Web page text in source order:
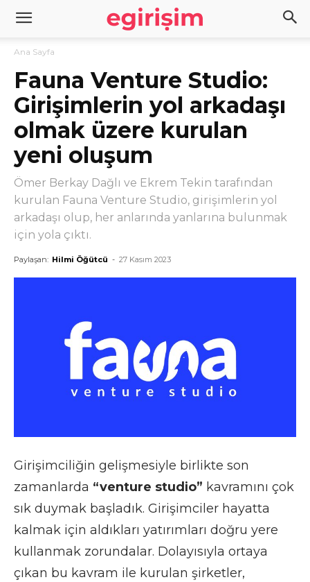
Ana Sayfa
Fauna Venture Studio:
Girişimlerin yol arkadaşı
olmak üzere kurulan
yeni oluşum
Ömer Berkay Dağlı ve Ekrem Tekin tarafından
kurulan Fauna Venture Studio, girişimlerin yol
arkadaşı olup, her anlarında yanlarına bulunmak
için yola çıktı.
Paylaşan: Hilmi Öğütcü - 27 Kasım 2023
Girişimciliğin gelişmesiyle birlikte son
zamanlarda “venture studio” kavramını çok
sık duymak başladık. Girişimciler hayatta
kalmak için aldıkları yatırımları doğru yere
kullanmak zorundalar. Dolayısıyla ortaya
çıkan bu kavram ile kurulan şirketler,